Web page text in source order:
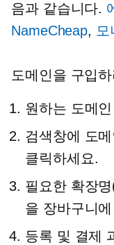
음과 같습니다.
NameCheap, 모
도메인을 구입
원하는 도메
검색창에 도
클릭하세요.
필요한 확장
을 장바구니
등록 및 결제